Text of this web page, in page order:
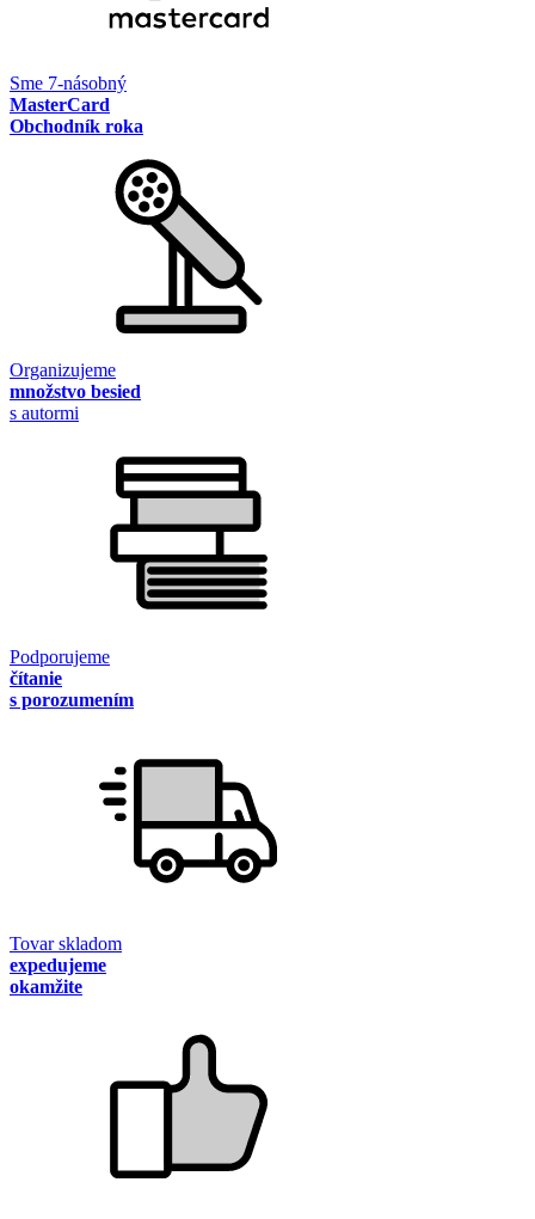
Sme 7-násobný
MasterCard
Obchodník roka
Organizujeme
množstvo besied
s autormi
Podporujeme
čítanie
s porozumením
Tovar skladom
expedujeme
okamžite